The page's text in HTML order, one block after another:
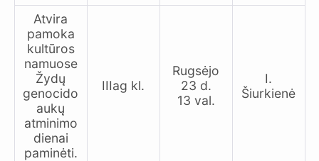
Atvira
pamoka
kultūros
namuose
Žydų
genocido
aukų
atminimo
dienai
paminėti.
IIIag kl.
Rugsėjo
23 d.
13 val.
I.
Šiurkienė